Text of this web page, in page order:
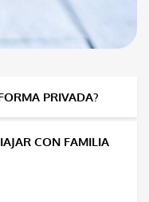
PRIVADA?
CON FAMILIA